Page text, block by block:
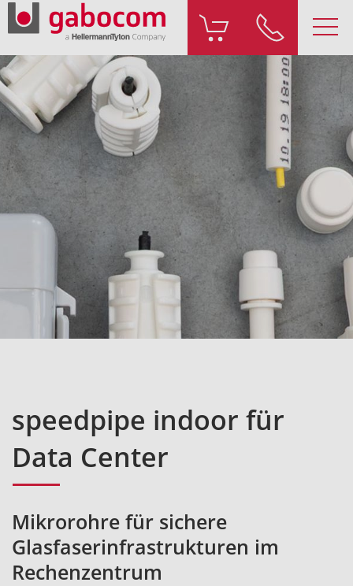
speedpipe indoor für
Data Center
Mikrorohre für sichere
Glasfaserinfrastrukturen im
Rechenzentrum